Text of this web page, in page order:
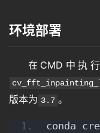
环境部署
在CMD中执
版本为 3.7 。
conda